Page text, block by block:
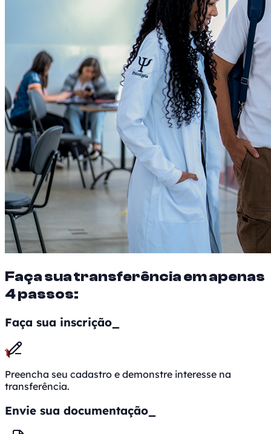
Faça sua transferência em apenas
4 passos:
Faça sua inscrição
1
Preencha seu cadastro e demonstre interesse na
transferência.
Envie sua documentação